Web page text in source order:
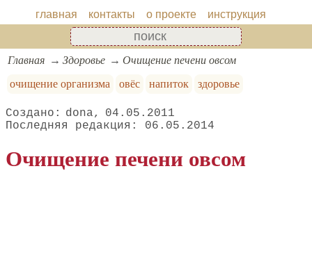
главная контакты о проекте инструкция
Главная Здоровье
Очищение печени овсом
очищение организма
овёс напиток здоровье
dona
04.05.2011
06.05.2014
Очищение печени овсом